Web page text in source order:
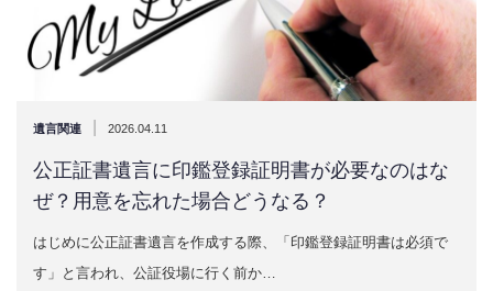
遺言関連 2026.04.11
公正証書遺言に印鑑登録証明書が必要なのはな
ぜ？用意を忘れた場合どうなる？
はじめに公正証書遺言を作成する際、「印鑑登録証明書は必須で
す」と言われ、公証役場に行く前か…